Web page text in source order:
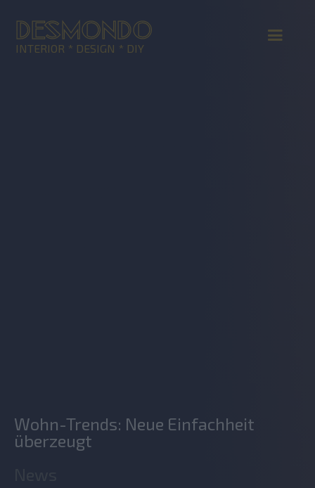
DESMONDO
INTERIOR * DESIGN * DIY
Wohn-Trends: Neue Einfachheit
überzeugt